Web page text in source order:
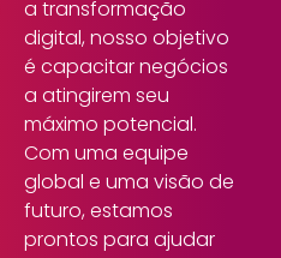
a transformação
digital, nosso objetivo
é capacitar negócios
a atingirem seu
máximo potencial.
Com uma equipe
global e uma visão de
futuro, estamos
prontos para ajudar